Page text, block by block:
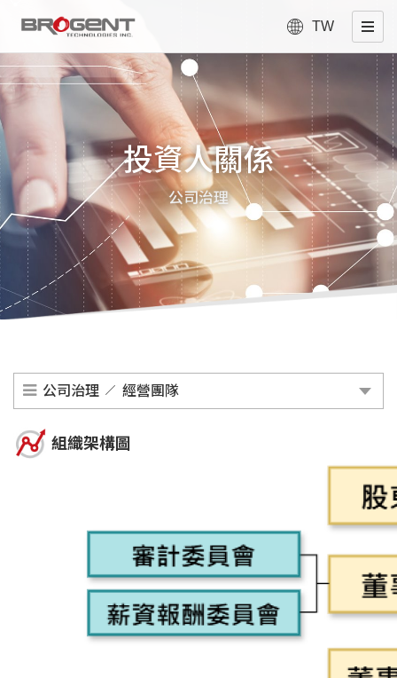
TW
投資人關係
公司治理
公司治理 經營團隊
組織架構圖